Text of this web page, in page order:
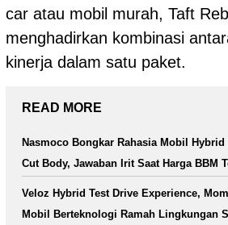
car atau mobil murah, Taft
menghadirkan kombinasi
kinerja dalam satu paket.
READ MORE
Nasmoco Bongkar Rahasia Mobil Hybrid
Cut Body, Jawaban Irit Saat Harga BBM
Veloz Hybrid Test Drive Experience,
Mobil Berteknologi Ramah Lingkungan